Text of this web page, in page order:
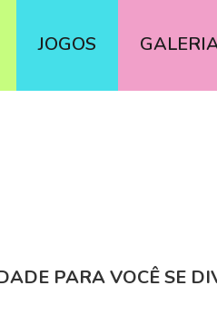
JOGOS
PARA VOCÊ SE